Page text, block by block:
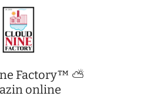
Factory™ ⛅
online